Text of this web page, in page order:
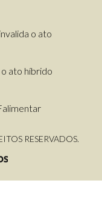
o ato
ato híbrido
RESERVADOS.